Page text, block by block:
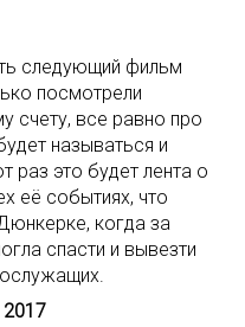
следующий фильм
посмотрели
счету, все равно про
называться и
раз это будет лента о
её событиях, что
когда за
спасти и вывезти